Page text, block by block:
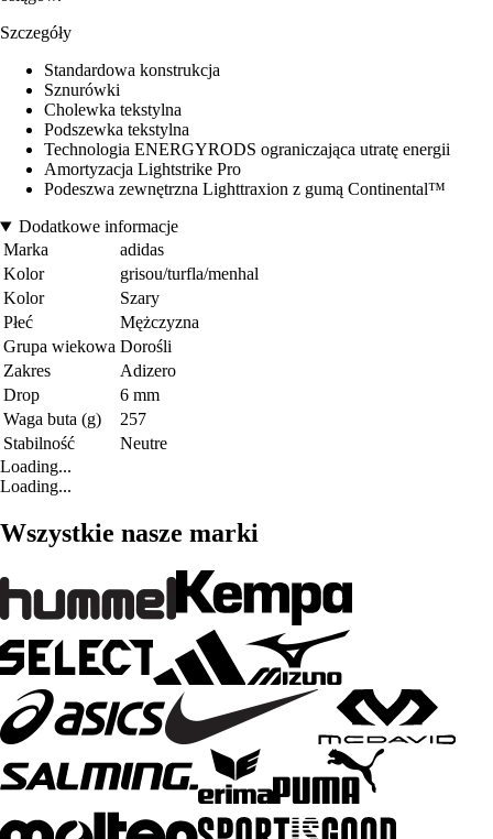
Szczegóły
Standardowa konstrukcja
Sznurówki
Cholewka tekstylna
Podszewka tekstylna
Technologia ENERGYRODS ograniczająca utratę energii
Amortyzacja Lightstrike Pro
Podeszwa zewnętrzna Lighttraxion z gumą Continental™
Dodatkowe informacje
Marka
adidas
Kolor
grisou/turfla/menhal
Kolor
Szary
Płeć
Mężczyzna
Grupa wiekowa Dorośli
Zakres
Adizero
Drop
6 mm
Waga buta (g)
257
Stabilność
Neutre
Loading...
Loading...
Wszystkie nasze marki